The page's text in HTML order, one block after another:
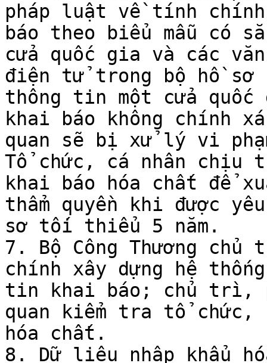
pháp luật về tính
báo theo biểu mẫu có
cửa quốc gia và các
điện tử trong bộ hồ sơ
thông tin một cửa
khai báo không chính
quan sẽ bị xử lý vi
Tổ chức, cá nhân chịu
khai báo hóa chất để
thẩm quyền khi được
sơ tối thiểu 5 năm.
7. Bộ Công Thương
chính xây dựng hệ
tin khai báo; chủ trì,
quan kiểm tra tổ chức,
hóa chất.
8. Dữ liệu nhập khẩu